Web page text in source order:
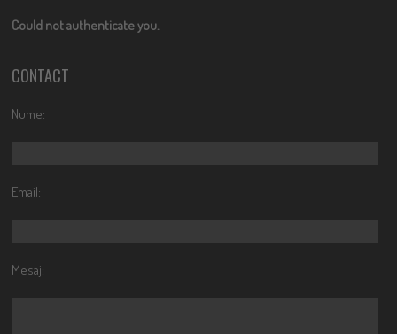
Could not authenticate you.
CONTACT
Nume:
Email:
Mesaj: